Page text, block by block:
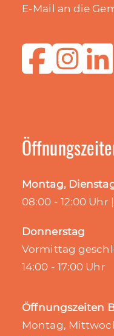
E-Mail an die
Montag,
08:00 - 12:00 Uhr
Donnerstag
Vormittag
14:00 - 17:00 Uhr
Öffnungszeiten
Montag,